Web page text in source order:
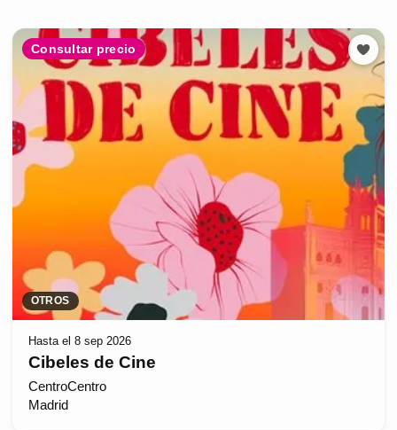
Consultar precio
OTROS
Hasta el 8 sep 2026
Cibeles de Cine
CentroCentro
Madrid